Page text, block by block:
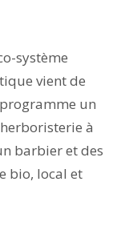
système
vient de
un
à
barbier et des
bio, local et